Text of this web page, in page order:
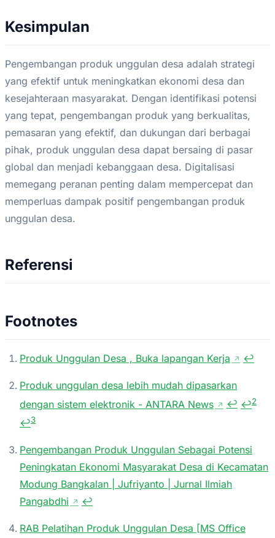
Kesimpulan
Pengembangan produk unggulan desa adalah strategi
yang efektif untuk meningkatkan ekonomi desa dan
kesejahteraan masyarakat. Dengan identifikasi potensi
yang tepat, pengembangan produk yang berkualitas,
pemasaran yang efektif, dan dukungan dari berbagai
pihak, produk unggulan desa dapat bersaing di pasar
global dan menjadi kebanggaan desa. Digitalisasi
memegang peranan penting dalam mempercepat dan
memperluas dampak positif pengembangan produk
unggulan desa.
Referensi
Footnotes
Produk Unggulan Desa , Buka lapangan Kerja ↗ ↩
Produk unggulan desa lebih mudah dipasarkan
dengan sistem elektronik - ANTARA News ↗ ↩ ↩2
↩3
Pengembangan Produk Unggulan Sebagai Potensi
Peningkatan Ekonomi Masyarakat Desa di Kecamatan
Modung Bangkalan | Jufriyanto | Jurnal Ilmiah
Pangabdhi ↗ ↩
RAB Pelatihan Produk Unggulan Desa [MS Office